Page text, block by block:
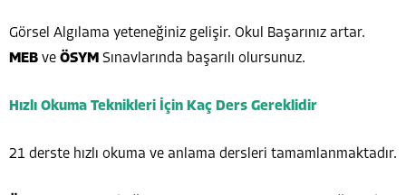
Görsel Algılama yeteneğiniz gelişir. Okul Başarınız artar.
MEB ve ÖSYM Sınavlarında başarılı olursunuz.
Hızlı Okuma Teknikleri İçin Kaç Ders Gereklidir
21 derste hızlı okuma ve anlama dersleri tamamlanmaktadır.